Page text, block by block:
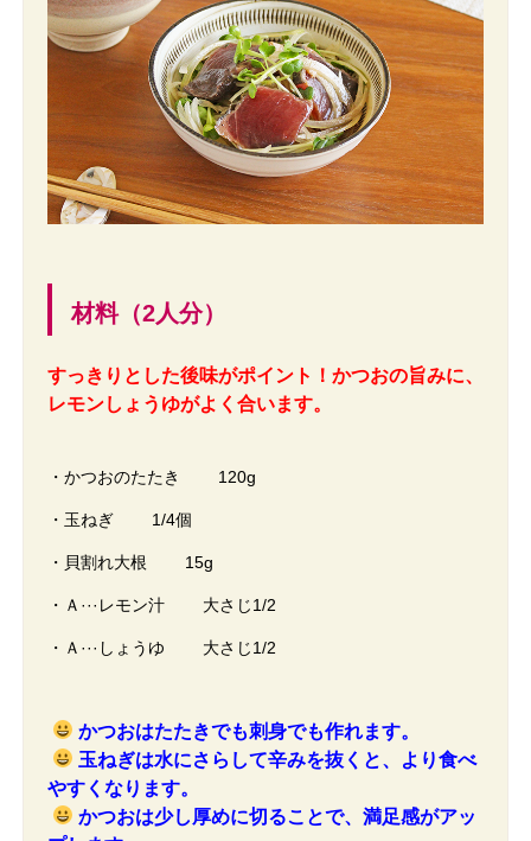
材料（2人分）
すっきりとした後味がポイント！かつおの旨みに、
レモンしょうゆがよく合います。
・かつおのたたき 120g
・玉ねぎ 1/4個
・貝割れ大根 15g
・Ａ···レモン汁 大さじ1/2
・Ａ···しょうゆ 大さじ1/2
かつおはたたきでも刺身でも作れます。
玉ねぎは水にさらして辛みを抜くと、より食べ
やすくなります。
かつおは少し厚めに切ることで、満足感がアッ